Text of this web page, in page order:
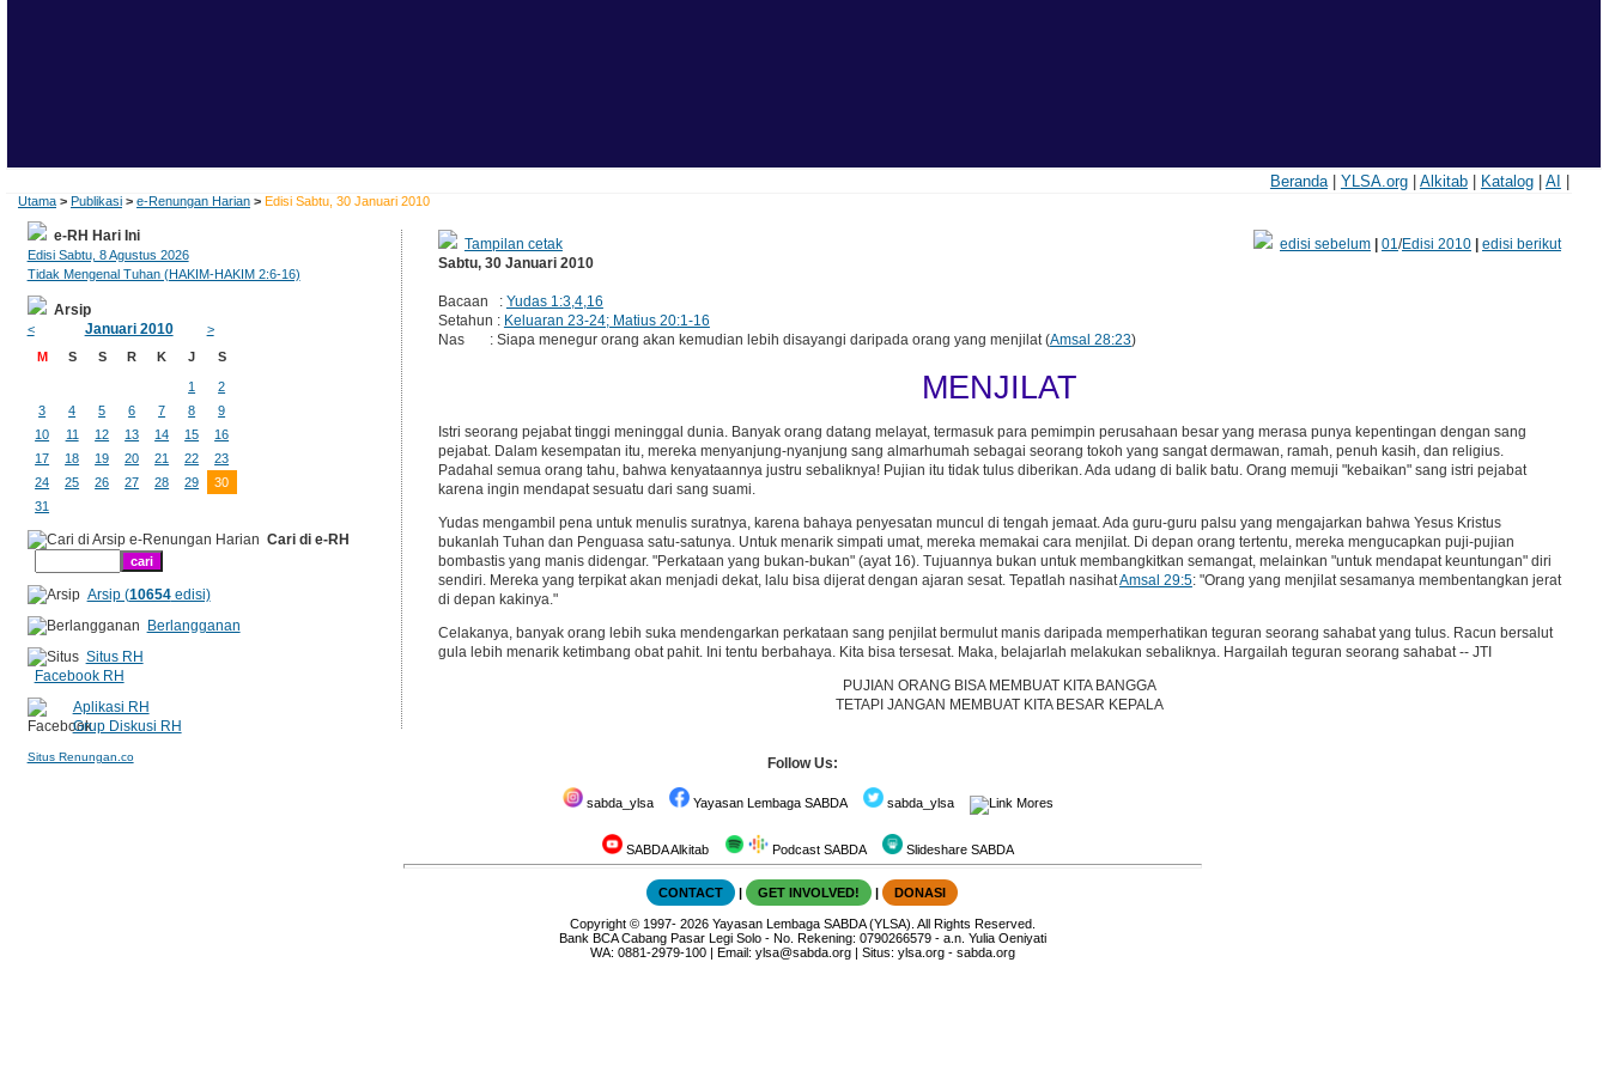
Beranda| YLSA.org| Alkitab| Katalog| AI
Utama > Publikasi > e-Renungan Harian > Edisi Sabtu, 30 Januari 2010
Tampilan cetak edisi sebelum| 01/Edisi 2010| edisi berikut
Sabtu, 30 Januari 2010
Bacaan : Yudas 1:3,4,16
Setahun : Keluaran 23-24; Matius 20:1-16
Nas : Siapa menegur orang akan kemudian lebih disayangi daripada orang yang menjilat (Amsal 28:23)
MENJILAT
Istri seorang pejabat tinggi meninggal dunia. Banyak orang datang melayat, termasuk para pemimpin perusahaan besar yang merasa punya kepentingan dengan sang
pejabat. Dalam kesempatan itu, mereka menyanjung-nyanjung sang almarhumah sebagai seorang tokoh yang sangat dermawan, ramah, penuh kasih, dan religius.
Padahal semua orang tahu, bahwa kenyataannya justru sebaliknya! Pujian itu tidak tulus diberikan. Ada udang di balik batu. Orang memuji "kebaikan" sang istri pejabat
karena ingin mendapat sesuatu dari sang suami.
Yudas mengambil pena untuk menulis suratnya, karena bahaya penyesatan muncul di tengah jemaat. Ada guru-guru palsu yang mengajarkan bahwa Yesus Kristus
bukanlah Tuhan dan Penguasa satu-satunya. Untuk menarik simpati umat, mereka memakai cara menjilat. Di depan orang tertentu, mereka mengucapkan puji-pujian
bombastis yang manis didengar. "Perkataan yang bukan-bukan" (ayat 16). Tujuannya bukan untuk membangkitkan semangat, melainkan "untuk mendapat keuntungan" diri
sendiri. Mereka yang terpikat akan menjadi dekat, lalu bisa dijerat dengan ajaran sesat. Tepatlah nasihatAmsal 29:5: "Orang yang menjilat sesamanya membentangkan jerat
di depan kakinya."
Celakanya, banyak orang lebih suka mendengarkan perkataan sang penjilat bermulut manis daripada memperhatikan teguran seorang sahabat yang tulus. Racun bersalut
gula lebih menarik ketimbang obat pahit. Ini tentu berbahaya. Kita bisa tersesat. Maka, belajarlah melakukan sebaliknya. Hargailah teguran seorang sahabat -- JTI
PUJIAN ORANG BISA MEMBUAT KITA BANGGA
TETAPI JANGAN MEMBUAT KITA BESAR KEPALA
e-RH Hari Ini
Edisi Sabtu, 8 Agustus 2026
Tidak Mengenal Tuhan (HAKIM-HAKIM 2:6-16)
Arsip
< Januari 2010
>
M
S S R K J S
1
2
3
4 5 6 7 8
9
10
11 12 13 14 15
16
17
18 19 20 21 22
23
24
25 26 27 28 29
30
31
Cari di e-RH
Arsip (10654edisi)
Berlangganan
Situs RH
Facebook RH
Aplikasi RH
Grup Diskusi RH
Situs Renungan.co Follow Us:
sabda_ylsa Yayasan Lembaga SABDA sabda_ylsa Mores
SABDA Alkitab Podcast SABDA Slideshare SABDA
CONTACT | GET INVOLVED! | DONASI
Copyright© 1997- 2026 Yayasan Lembaga SABDA (YLSA). All Rights Reserved.
Bank BCA Cabang Pasar Legi Solo - No. Rekening: 0790266579 - a.n. Yulia Oeniyati
WA: 0881-2979-100| Email: ylsa@sabda.org| Situs: ylsa.org- sabda.org